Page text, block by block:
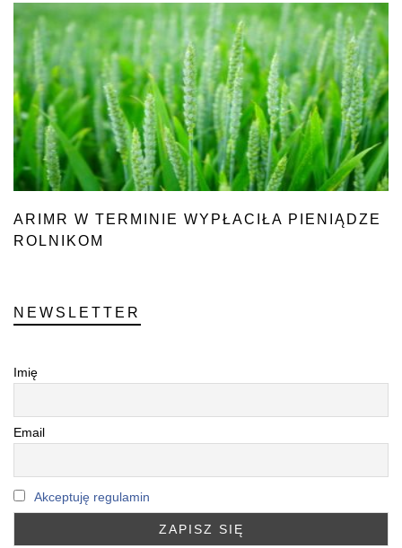
ARIMR W TERMINIE WYPŁACIŁA PIENIĄDZE
ROLNIKOM
NEWSLETTER
Imię
Email
Akceptuję regulamin